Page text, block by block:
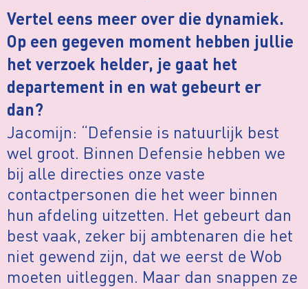
Vertel eens meer over die dynamiek.
Op een gegeven moment hebben jullie
het verzoek helder, je gaat het
departement in en wat gebeurt er
dan?
Jacomijn: “Defensie is natuurlijk best
wel groot. Binnen Defensie hebben we
bij alle directies onze vaste
contactpersonen die het weer binnen
hun afdeling uitzetten. Het gebeurt dan
best vaak, zeker bij ambtenaren die het
niet gewend zijn, dat we eerst de Wob
moeten uitleggen. Maar dan snappen ze